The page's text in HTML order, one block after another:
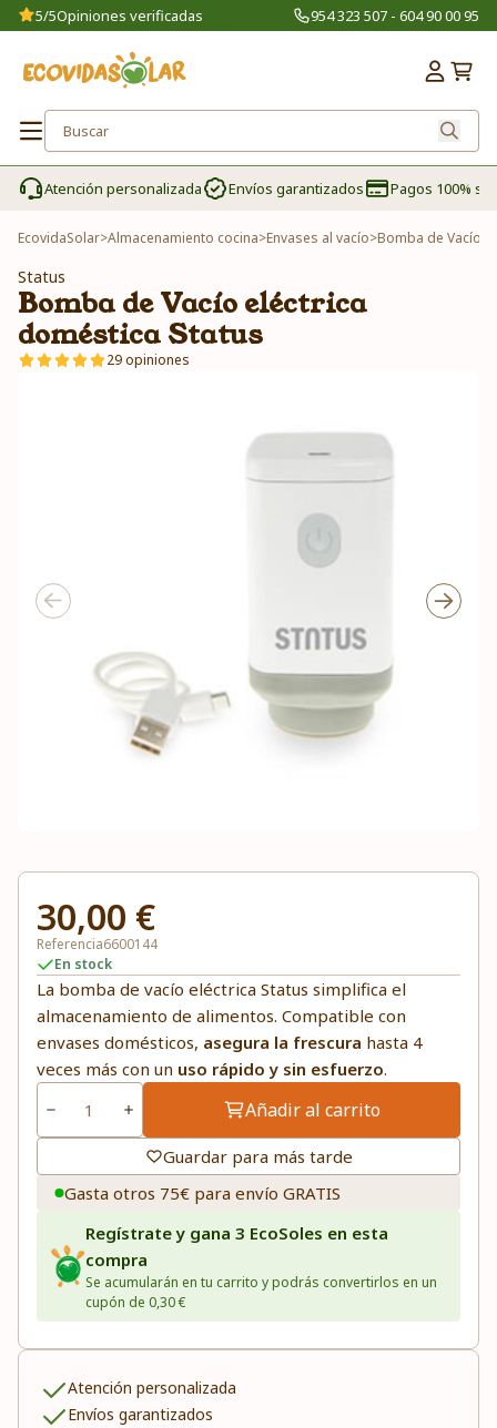
5/5Opiniones verificadas 954 323 507 - 604 90 00 95
Atención personalizada Envíos garantizados Pagos 100%
EcovidaSolar>Almacenamiento cocina>Envases al vacío>Bomba de Vacío
Status
Bomba de Vacío eléctrica
doméstica Status
29 opiniones
30,00 €
Referencia6600144
En stock
La bomba de vacío eléctrica Status simplifica el
almacenamiento de alimentos. Compatible con
envases domésticos, asegura la frescura hasta 4
veces más con un uso rápido y sin esfuerzo.
Añadir al carrito
Guardar para más tarde
Gasta otros 75€ para envío GRATIS
Regístrate y gana 3 EcoSoles en esta
compra
Se acumularán en tu carrito y podrás convertirlos en un
cupón de 0,30 €
Atención personalizada
Envíos garantizados